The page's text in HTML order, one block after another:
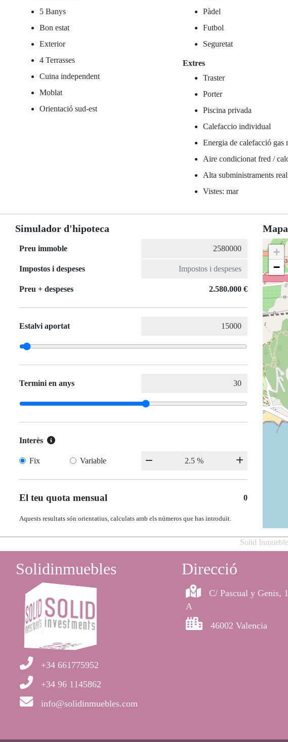
5 Banys
Bon estat
Exterior
4 Terrasses
Cuina independent
Moblat
Orientació sud-est
Pàdel
Futbol
Seguretat
Extres
Traster
Porter
Piscina privada
Calefaccio individual
Energia de calefacció gas
Aire condicionat fred /
Alta subministraments
Vistes: mar
Simulador d'hipoteca
Preu immoble
Impostos i despeses
Preu + despeses 2.580.000 €
Estalvi aportat
Termini en anys
Interès
Fix Variable
El teu quota mensual 0
Aquests resultats són orientatius, calculats amb els números que has introduït.
Mapa
+
−
Solid
Solidinmuebles
+34 661775952
+34 96 1145862
info@solidinmuebles.com
Direcció
C/ Pascual y Genis,
A
46002 Valencia